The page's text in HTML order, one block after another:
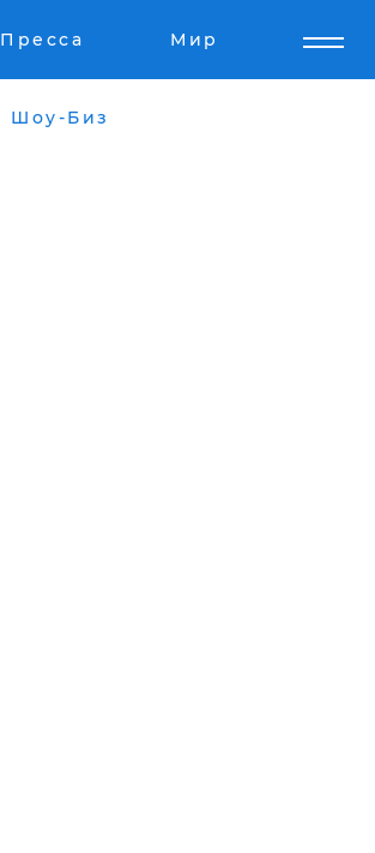
Пресса Мир
Шоу-Биз